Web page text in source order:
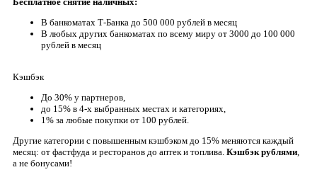
В банкоматах Т-Банка до 500 000 рублей в месяц
В любых других банкоматах по всему миру от 3000 до 100 000
рублей в месяц
Кэшбэк
До 30% у партнеров,
до 15% в 4-х выбранных местах и категориях,
1% за любые покупки от 100 рублей.
Другие категории с повышенным кэшбэком до 15% меняются каждый
месяц: от фастфуда и ресторанов до аптек и топлива. Кэшбэк рублями,
а не бонусами!